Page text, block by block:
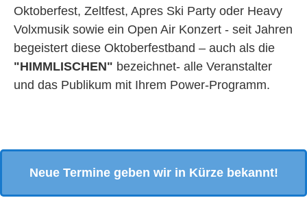
Oktoberfest, Zeltfest, Apres Ski Party oder Heavy
Volxmusik sowie ein Open Air Konzert - seit Jahren
begeistert diese Oktoberfestband – auch als die
"HIMMLISCHEN" bezeichnet- alle Veranstalter
und das Publikum mit Ihrem Power-Programm.
Neue Termine geben wir in Kürze bekannt!